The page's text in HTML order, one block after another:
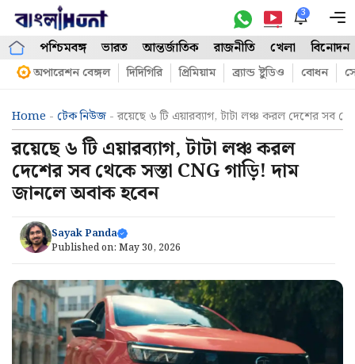
Skip
content
3
পশ্চিমবঙ্গ ভারত আন্তর্জাতিক রাজনীতি খেলা বিনোদন
অপারেশন বেঙ্গল দিদিগিরি প্রিমিয়াম ব্র্যান্ড ষ্টুডিও বোধন
Home - টেক নিউজ -রয়েছে ৬ টি এয়ারব্যাগ, টাটা লঞ্চ করল দেশের সব
রয়েছে ৬ টি এয়ারব্যাগ, টাটা লঞ্চ করল
দেশের সব থেকে সস্তা CNG গাড়ি! দাম
জানলে অবাক হবেন
Sayak Panda
Published on: May 30, 2026